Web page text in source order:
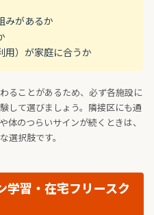
みがあるか
用）が家庭に合うか
ることがあるため、必ず各施設に
して選びましょう。隣接区にも通
体のつらいサインが続くときは、
選択肢です。
学習・在宅フリースク